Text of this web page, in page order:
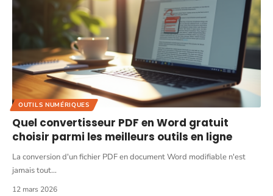
OUTILS NUMÉRIQUES
Quel convertisseur PDF en Word gratuit
choisir parmi les meilleurs outils en ligne
La conversion d'un fichier PDF en document Word modifiable n'est
jamais tout…
12 mars 2026